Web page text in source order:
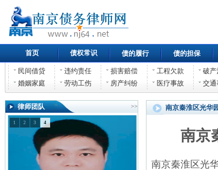
首页 债权常识 债的履行 债的担保
民间借贷 违约责任 损害赔偿 工程欠款
破产
婚姻家庭
劳动工伤 房产纠纷 医疗事故 交通
律师团队 >>
1 2 3 4
南京秦淮区光华
南京
南京秦淮区光